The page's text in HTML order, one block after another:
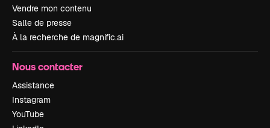
Vendre mon contenu
Salle de presse
À la recherche de magnific.ai
Nous contacter
Assistance
Instagram
YouTube